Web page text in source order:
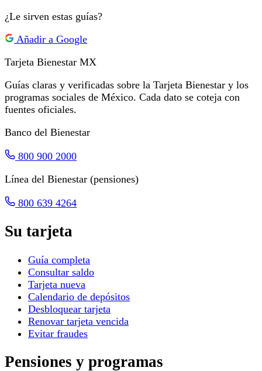
¿Le sirven estas guías?
Añadir a Google
Tarjeta Bienestar MX
Guías claras y verificadas sobre la Tarjeta Bienestar y los
programas sociales de México. Cada dato se coteja con
fuentes oficiales.
Banco del Bienestar
800 900 2000
Línea del Bienestar (pensiones)
800 639 4264
Su tarjeta
Guía completa
Consultar saldo
Tarjeta nueva
Calendario de depósitos
Desbloquear tarjeta
Renovar tarjeta vencida
Evitar fraudes
Pensiones y programas